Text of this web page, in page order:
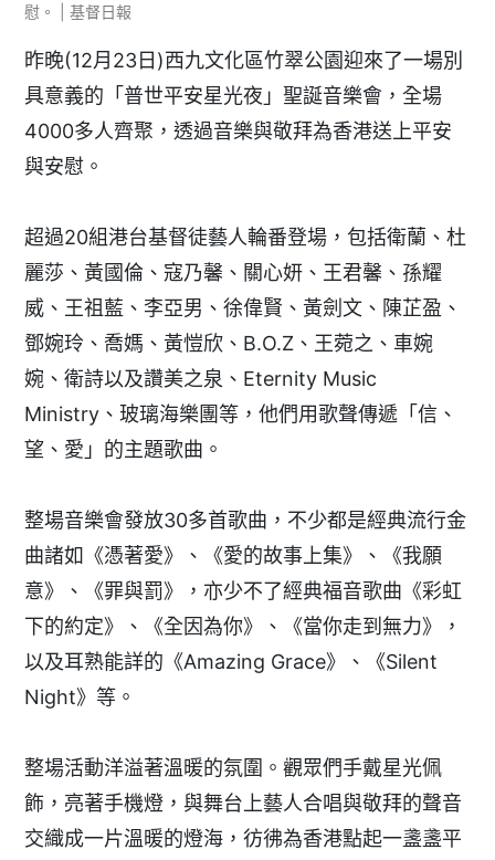
慰。 | 基督日報
昨晚(12月23日)西九文化區竹翠公園迎來了一場別
具意義的「普世平安星光夜」聖誕音樂會，全場
4000多人齊聚，透過音樂與敬拜為香港送上平安
與安慰。
超過20組港台基督徒藝人輪番登場，包括衛蘭、杜
麗莎、黃國倫、寇乃馨、關心妍、王君馨、孫耀
威、王祖藍、李亞男、徐偉賢、黃劍文、陳芷盈、
鄧婉玲、喬媽、黃愷欣、B.O.Z、王菀之、車婉
婉、衛詩以及讚美之泉、Eternity Music
Ministry、玻璃海樂團等，他們用歌聲傳遞「信、
望、愛」的主題歌曲。
整場音樂會發放30多首歌曲，不少都是經典流行金
曲諸如《憑著愛》、《愛的故事上集》、《我願
意》、《罪與罰》，亦少不了經典福音歌曲《彩虹
下的約定》、《全因為你》、《當你走到無力》，
以及耳熟能詳的《Amazing Grace》、《Silent
Night》等。
整場活動洋溢著溫暖的氛圍。觀眾們手戴星光佩
飾，亮著手機燈，與舞台上藝人合唱與敬拜的聲音
交織成一片溫暖的燈海，彷彿為香港點起一盞盞平